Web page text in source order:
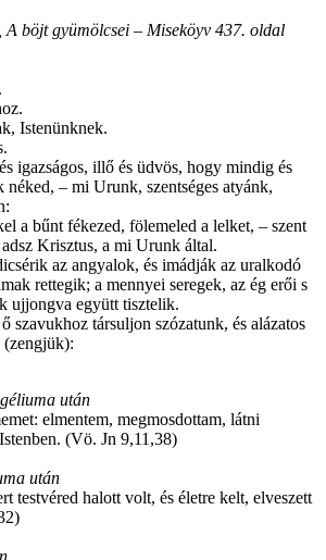
A böjt gyümölcsei – Miseköyv 437. oldal
Istenünknek.
igazságos, illő és üdvös, hogy mindig és
néked, – mi Urunk, szentséges atyánk,
a bűnt fékezed, fölemeled a lelket, – szent
Krisztus, a mi Urunk által.
az angyalok, és imádják az uralkodó
rettegik; a mennyei seregek, az ég erői s
ujjongva együtt tisztelik.
szavukhoz társuljon szózatunk, és alázatos
(zengjük):
után
elmentem, megmosdottam, látni
(Vö. Jn 9,11,38)
után
testvéred halott volt, és életre kelt, elveszett